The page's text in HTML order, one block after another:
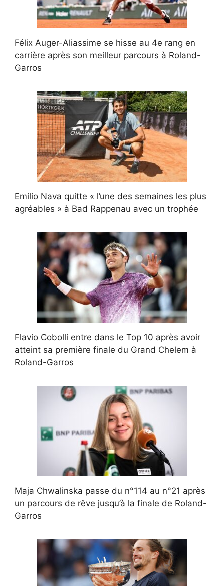
Félix Auger-Aliassime se hisse au 4e rang en
carrière après son meilleur parcours à Roland-
Garros
Emilio Nava quitte « l’une des semaines les plus
agréables » à Bad Rappenau avec un trophée
Flavio Cobolli entre dans le Top 10 après avoir
atteint sa première finale du Grand Chelem à
Roland-Garros
Maja Chwalinska passe du n°114 au n°21 après
un parcours de rêve jusqu’à la finale de Roland-
Garros